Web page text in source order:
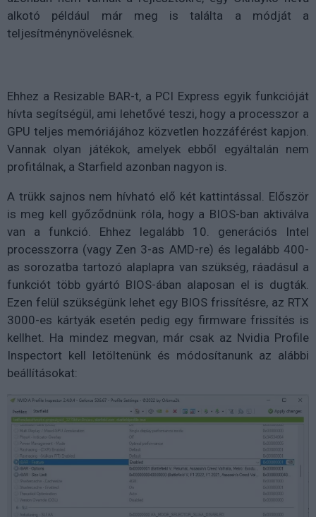
alkotó például már meg is találta a módját a
teljesítménynövelésnek.
Ehhez a Resizable BAR-t, a PCI Express egyik funkcióját
hívta segítségül, ami lehetővé teszi, hogy a processzor a
GPU teljes memóriájához közvetlen hozzáférést kapjon.
Vannak olyan játékok, amelyek ebből egyáltalán nem
profitálnak, a Starfield azonban nagyon is.
A trükk sajnos nem hívható elő két kattintással. Először
is meg kell győződnünk róla, hogy a BIOS-ban aktiválva
van a funkció. Ehhez legalább 10. generációs Intel
processzorra (vagy Zen 3-as AMD-re) és legalább 400-
as sorozatba tartozó alaplapra van szükség, ráadásul a
funkciót több gyártó BIOS-ában alaposan el is dugták.
Ezen felül szükségünk lehet egy BIOS frissítésre, az RTX
3000-es kártyák esetén pedig egy firmware frissítés is
kellhet. Ha mindez megvan, már csak az Nvidia Profile
Inspectort kell letöltenünk és módosítanunk az alábbi
beállításokat: